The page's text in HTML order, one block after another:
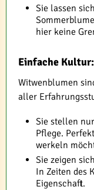
Sie lassen
hier keine
Einfache
Witwenblumen
aller
Sie stellen
Pflege.
werkeln
Sie zeigen
In Zeiten des
Eigenschaft.